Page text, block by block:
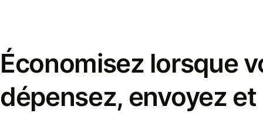
Économisez lorsque
dépensez, envoyez